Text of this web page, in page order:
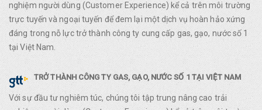
nghiệm người dùng (Customer Experience) kể cả trên môi trường
trực tuyến và ngoại tuyến để đem lại một dịch vụ hoàn hảo xứng
đáng trong nỗ lực trở thành công ty cung cấp gas, gạo, nước số 1
tại Việt Nam.
TRỞ THÀNH CÔNG TY GAS, GẠO, NƯỚC SỐ 1 TẠI VIỆT NAM
Với sự đầu tư nghiêm túc, chúng tôi tập trung nâng cao trải